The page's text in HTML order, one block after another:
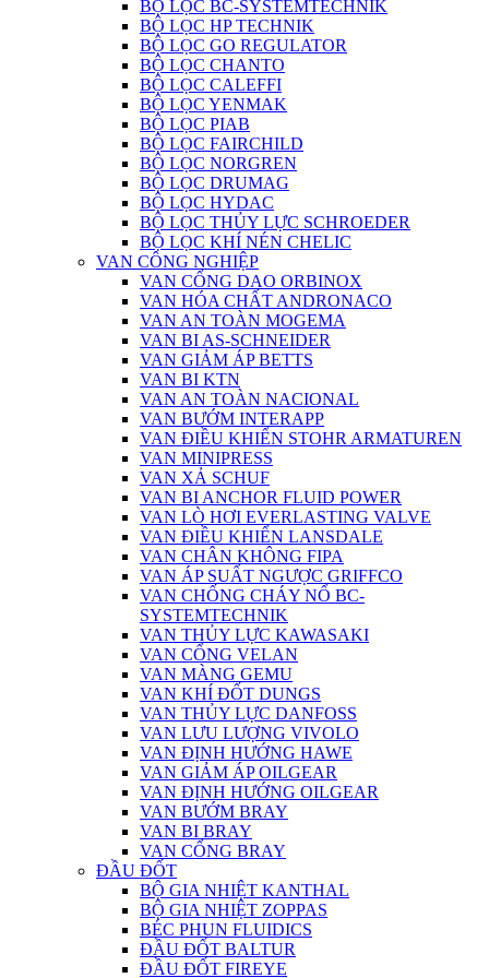
BỘ LỌC BC-SYSTEMTECHNIK
BỘ LỌC HP TECHNIK
BỘ LỌC GO REGULATOR
BỘ LỌC CHANTO
BỘ LỌC CALEFFI
BỘ LỌC YENMAK
BỘ LỌC PIAB
BỘ LỌC FAIRCHILD
BỘ LỌC NORGREN
BỘ LỌC DRUMAG
BỘ LỌC HYDAC
BỘ LỌC THỦY LỰC SCHROEDER
BỘ LỌC KHÍ NÉN CHELIC
VAN CÔNG NGHIỆP
VAN CỔNG DAO ORBINOX
VAN HÓA CHẤT ANDRONACO
VAN AN TOÀN MOGEMA
VAN BI AS-SCHNEIDER
VAN GIẢM ÁP BETTS
VAN BI KTN
VAN AN TOÀN NACIONAL
VAN BƯỚM INTERAPP
VAN ĐIỀU KHIỂN STOHR ARMATUREN
VAN MINIPRESS
VAN XẢ SCHUF
VAN BI ANCHOR FLUID POWER
VAN LÒ HƠI EVERLASTING VALVE
VAN ĐIỀU KHIỂN LANSDALE
VAN CHÂN KHÔNG FIPA
VAN ÁP SUẤT NGƯỢC GRIFFCO
VAN CHỐNG CHÁY NỔ BC-
SYSTEMTECHNIK
VAN THỦY LỰC KAWASAKI
VAN CỔNG VELAN
VAN MÀNG GEMU
VAN KHÍ ĐỐT DUNGS
VAN THỦY LỰC DANFOSS
VAN LƯU LƯỢNG VIVOLO
VAN ĐỊNH HƯỚNG HAWE
VAN GIẢM ÁP OILGEAR
VAN ĐỊNH HƯỚNG OILGEAR
VAN BƯỚM BRAY
VAN BI BRAY
VAN CỔNG BRAY
ĐẦU ĐỐT
BỘ GIA NHIỆT KANTHAL
BỘ GIA NHIỆT ZOPPAS
BÉC PHUN FLUIDICS
ĐẦU ĐỐT BALTUR
ĐẦU ĐỐT FIREYE